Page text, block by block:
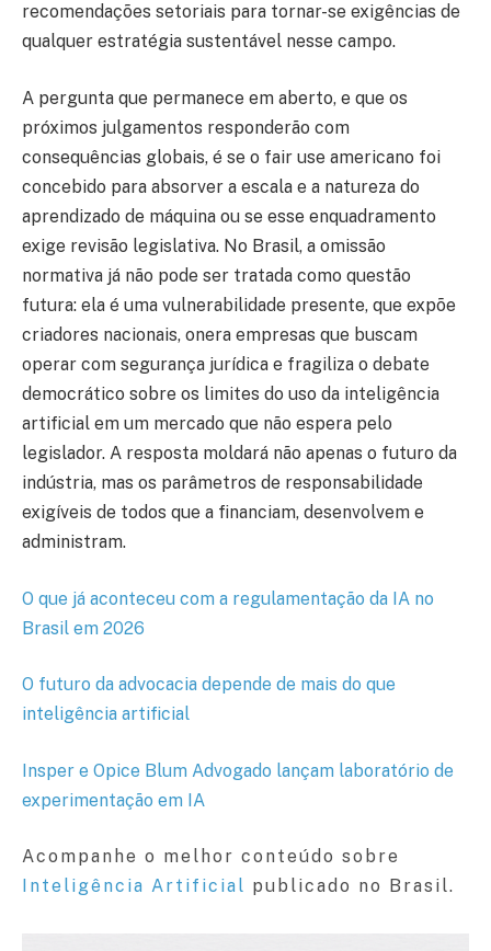
recomendações setoriais para tornar-se exigências de
qualquer estratégia sustentável nesse campo.
A pergunta que permanece em aberto, e que os
próximos julgamentos responderão com
consequências globais, é se o fair use americano foi
concebido para absorver a escala e a natureza do
aprendizado de máquina ou se esse enquadramento
exige revisão legislativa. No Brasil, a omissão
normativa já não pode ser tratada como questão
futura: ela é uma vulnerabilidade presente, que expõe
criadores nacionais, onera empresas que buscam
operar com segurança jurídica e fragiliza o debate
democrático sobre os limites do uso da inteligência
artificial em um mercado que não espera pelo
legislador. A resposta moldará não apenas o futuro da
indústria, mas os parâmetros de responsabilidade
exigíveis de todos que a financiam, desenvolvem e
administram.
O que já aconteceu com a regulamentação da IA no
Brasil em 2026
O futuro da advocacia depende de mais do que
inteligência artificial
Insper e Opice Blum Advogado lançam laboratório de
experimentação em IA
Acompanhe o melhor conteúdo sobre
Inteligência Artificial publicado no Brasil.